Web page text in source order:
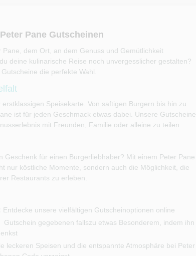
Pane Gutscheinen
dem Ort, an dem Genuss und Gemütlichkeit
deine kulinarische Reise noch unvergesslicher gestalten?
die perfekte Wahl.
Speisekarte. Von saftigen Burgern bis hin zu
ist für jeden Geschmack etwas dabei. Unsere Gutscheine
mit Freunden, Familie oder alleine zu teilen.
Geschenk für einen Burgerliebhaber? Mit einem Peter Pane
nur köstliche Momente, sondern auch die Möglichkeit, die
Restaurants zu erleben.
Entdecke unsere vielfältigen Gutscheinoptionen online
Gutschein gegebenen fallszu etwas Besonderem, indem ihn
leckeren Speisen und die entspannte Atmosphäre bei Peter